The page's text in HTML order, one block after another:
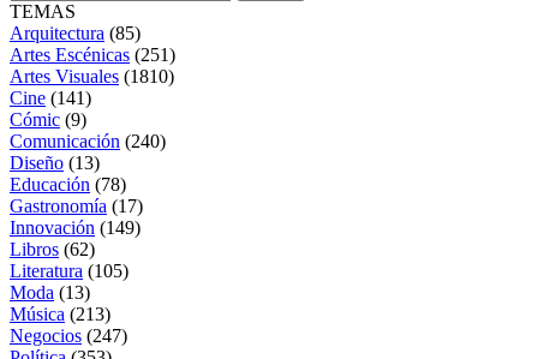
TEMAS
Arquitectura (85)
Artes Escénicas (251)
Artes Visuales (1810)
Cine (141)
Cómic (9)
Comunicación (240)
Diseño (13)
Educación (78)
Gastronomía (17)
Innovación (149)
Libros (62)
Literatura (105)
Moda (13)
Música (213)
Negocios (247)